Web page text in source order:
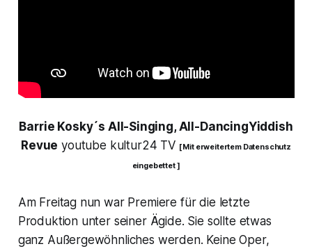
Barrie Kosky´s All-Singing, All-DancingYiddish
Revue youtube kultur24 TV [ Mit erweitertem Datenschutz
eingebettet ]
Am Freitag nun war Premiere für die letzte
Produktion unter seiner Ägide. Sie sollte etwas
ganz Außergewöhnliches werden. Keine Oper,